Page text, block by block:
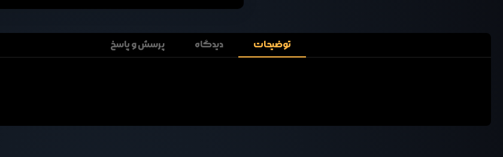
توضیحات دیدگاه پرسش و پاسخ